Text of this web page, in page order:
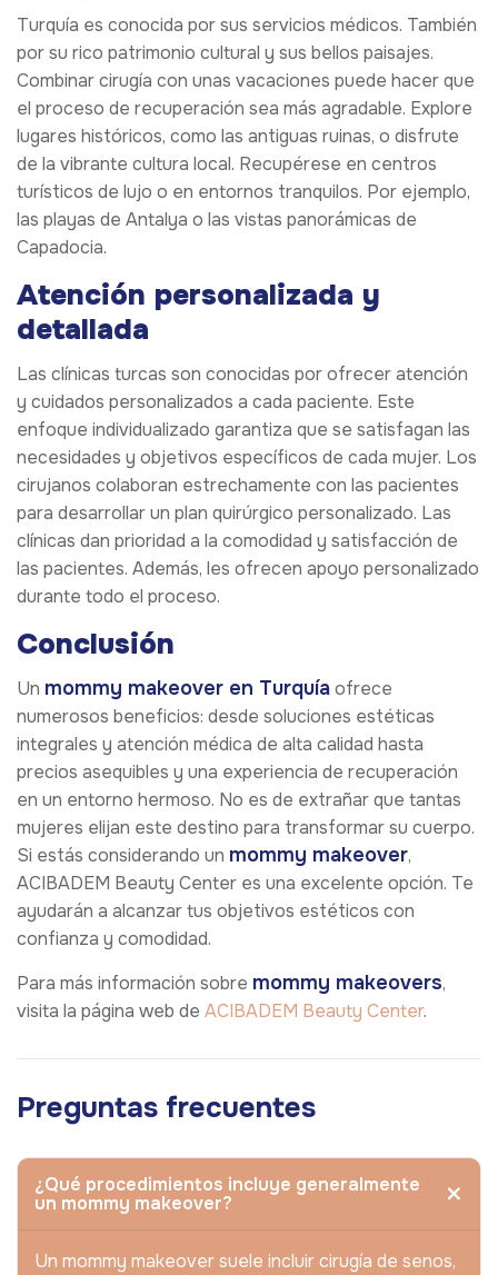
Turquía es conocida por sus servicios médicos. También
por su rico patrimonio cultural y sus bellos paisajes.
Combinar cirugía con unas vacaciones puede hacer que
el proceso de recuperación sea más agradable. Explore
lugares históricos, como las antiguas ruinas, o disfrute
de la vibrante cultura local. Recupérese en centros
turísticos de lujo o en entornos tranquilos. Por ejemplo,
las playas de Antalya o las vistas panorámicas de
Capadocia.
Atención personalizada y
detallada
Las clínicas turcas son conocidas por ofrecer atención
y cuidados personalizados a cada paciente. Este
enfoque individualizado garantiza que se satisfagan las
necesidades y objetivos específicos de cada mujer. Los
cirujanos colaboran estrechamente con las pacientes
para desarrollar un plan quirúrgico personalizado. Las
clínicas dan prioridad a la comodidad y satisfacción de
las pacientes. Además, les ofrecen apoyo personalizado
durante todo el proceso.
Conclusión
Un mommy makeover en Turquíaofrece
numerosos beneficios: desde soluciones estéticas
integrales y atención médica de alta calidad hasta
precios asequibles y una experiencia de recuperación
en un entorno hermoso. No es de extrañar que tantas
mujeres elijan este destino para transformar su cuerpo.
Si estás considerando un mommy makeover,
ACIBADEM Beauty Center es una excelente opción. Te
ayudarán a alcanzar tus objetivos estéticos con
confianza y comodidad.
Para más información sobre mommy makeovers,
visita la página web de ACIBADEM Beauty Center.
Preguntas frecuentes
¿Qué procedimientos incluye generalmente
un mommy makeover?
Un mommy makeover suele incluir cirugía de senos,